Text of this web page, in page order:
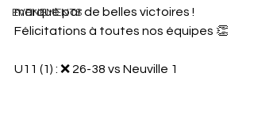
EVENEMENTS
marqué par de belles victoires !
Félicitations à toutes nos équipes 👏
U11 (1) : ❌️ 26-38 vs Neuville 1